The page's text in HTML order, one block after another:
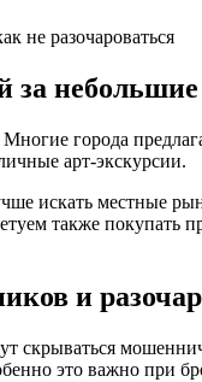
за
города
арт-экскурсии.
искать местные
также покупать
и
это важно при